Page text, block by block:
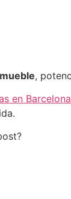
,
en Barcelona